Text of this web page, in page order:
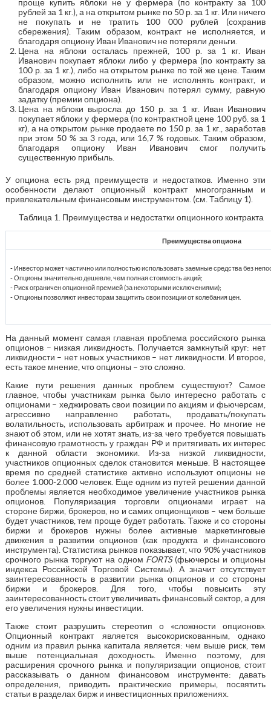
проще купить яблоки не у фермера (по контракту за 100
рублей за 1 кг.), а на открытом рынке по 50 р. за 1 кг. Или ничего
не покупать и не тратить 100 000 рублей (сохранив
сбережения). Таким образом, контракт не исполняется, и
благодаря опциону Иван Иванович не потеряли деньги.
Цена на яблоки осталась прежней, 100 р. за 1 кг. Иван
Иванович покупает яблоки либо у фермера (по контракту за
100 р. за 1 кг.), либо на открытом рынке по той же цене. Таким
образом, можно исполнить или не исполнять контракт, и
благодаря опциону Иван Иванович потерял сумму, равную
задатку (премии опциона).
Цена на яблоки выросла до 150 р. за 1 кг. Иван Иванович
покупает яблоки у фермера (по контрактной цене 100 руб. за 1
кг), а на открытом рынке продаете по 150 р. за 1 кг., заработав
при этом 50 % за 3 года, или 16,7 % годовых. Таким образом,
благодаря опциону Иван Иванович смог получить
существенную прибыль.
У опциона есть ряд преимуществ и недостатков. Именно эти
особенности делают опционный контракт многогранным и
привлекательным финансовым инструментом. (см. Таблицу 1).
Таблица 1. Преимущества и недостатки опционного контракта
Преимущества опциона
- Инвестор может частично или полностью использовать заемные средства без
- Опционы значительно дешевле, чем полная стоимость акций;
- Риск ограничен опционной премией (за некоторыми исключениями);
- Опционы позволяют инвесторам защитить свои позиции от колебания цен.
На данный момент самая главная проблема российского рынка
опционов – низкая ликвидность. Получается замкнутый круг: нет
ликвидности – нет новых участников – нет ликвидности. И второе,
есть такое мнение, что опционы – это сложно.
Какие пути решения данных проблем существуют? Самое
главное, чтобы участникам рынка было интересно работать с
опционами – хеджировать свои позиции по акциям и фьючерсам,
агрессивно направленно работать, продавать/покупать
волатильность, использовать арбитраж и прочее. Но многие не
знают об этом, или не хотят знать, из-за чего требуется повышать
финансовую грамотность у граждан РФ и притягивать их интерес
к данной области экономики. Из-за низкой ликвидности,
участников опционных сделок становится меньше. В настоящее
время по средней статистике активно используют опционы не
более 1.000-2.000 человек. Еще одним из путей решении данной
проблемы является необходимое увеличение участников рынка
опционов. Популяризация торговли опционами играет на
стороне биржи, брокеров, но и самих опционщиков – чем больше
будет участников, тем проще будет работать. Также и со стороны
биржи и брокеров нужны более активные маркетинговые
движения в развитии опционов (как продукта и финансового
инструмента). Статистика рынков показывает, что 90% участников
срочного рынка торгуют на одном FORTS(фьючерсы и опционы
индекса Российской Торговой Системы). А значит отсутствует
заинтересованность в развитии рынка опционов и со стороны
биржи и брокеров. Для того, чтобы повысить эту
заинтересованность стоит увеличивать финансовый сектор, а для
его увеличения нужны инвестиции.
Также стоит разрушить стереотип о «сложности опционов».
Опционный контракт является высокорискованным, однако
одним из правил рынка капитала является: чем выше риск, тем
выше потенциальная доходность. Именно поэтому, для
расширения срочного рынка и популяризации опционов, стоит
рассказывать о данном финансовом инструменте: давать
определения, приводить практические примеры, посвятить
статьи в разделах бирж и инвестиционных приложениях.